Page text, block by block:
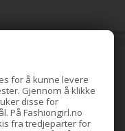
for å kunne levere
Gjennom å klikke
disse for
På Fashiongirl.no
fra tredjeparter for
elastisk hårkam,